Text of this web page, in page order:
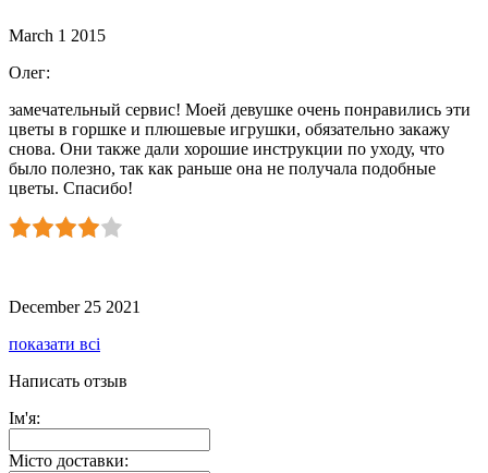
March 1 2015
Олег:
замечательный сервис! Моей девушке очень понравились эти
цветы в горшке и плюшевые игрушки, обязательно закажу
снова. Они также дали хорошие инструкции по уходу, что
было полезно, так как раньше она не получала подобные
цветы. Спасибо!
December 25 2021
показати всі
Написать отзыв
Ім'я:
Місто доставки: